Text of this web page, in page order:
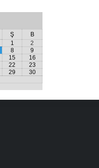
Ş
B
1
2
8
9
15
16
22
23
29
30